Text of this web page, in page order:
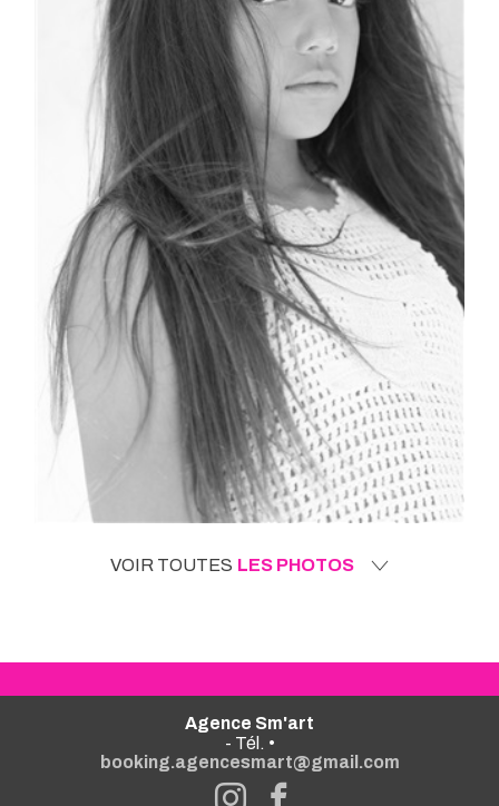
VOIR TOUTES LES PHOTOS
Agence Sm'art
- Tél. •
booking.agencesmart@gmail.com